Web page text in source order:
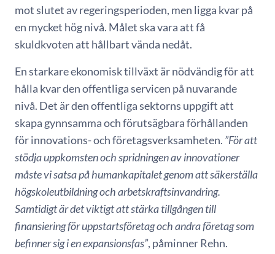
mot slutet av regeringsperioden, men ligga kvar på
en mycket hög nivå. Målet ska vara att få
skuldkvoten att hållbart vända nedåt.
En starkare ekonomisk tillväxt är nödvändig för att
hålla kvar den offentliga servicen på nuvarande
nivå. Det är den offentliga sektorns uppgift att
skapa gynnsamma och förutsägbara förhållanden
för innovations- och företagsverksamheten. ”För att
stödja uppkomsten och spridningen av innovationer
måste vi satsa på humankapitalet genom att säkerställa
högskoleutbildning och arbetskraftsinvandring.
Samtidigt är det viktigt att stärka tillgången till
finansiering för uppstartsföretag och andra företag som
befinner sig i en expansionsfas”, påminner Rehn.